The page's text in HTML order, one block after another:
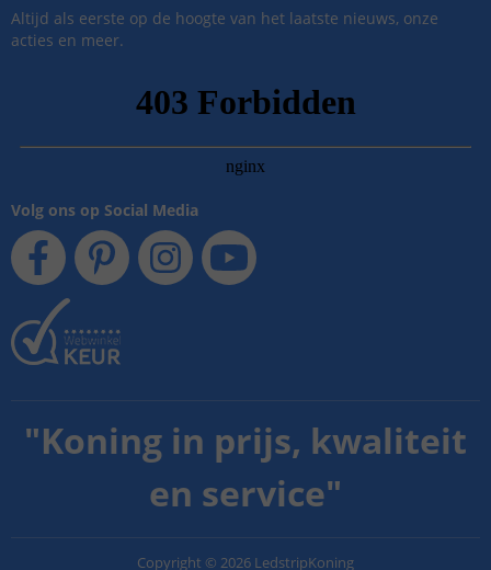
Altijd als eerste op de hoogte van het laatste nieuws, onze
acties en meer.
Volg ons op Social Media
"Koning in prijs, kwaliteit
en service"
Copyright © 2026 LedstripKoning